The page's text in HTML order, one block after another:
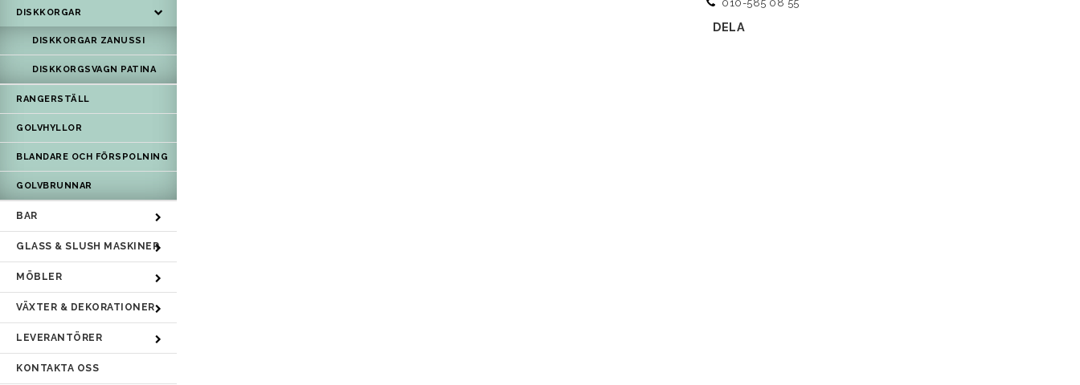
DISKKORGAR
DISKKORGAR ZANUSSI
DISKKORGSVAGN PATINA
RANGERSTÄLL
GOLVHYLLOR
BLANDARE OCH FÖRSPOLNING
GOLVBRUNNAR
BAR
GLASS & SLUSH MASKINER
MÖBLER
VÄXTER & DEKORATIONER
LEVERANTÖRER
KONTAKTA OSS
010-585 08 55
DELA